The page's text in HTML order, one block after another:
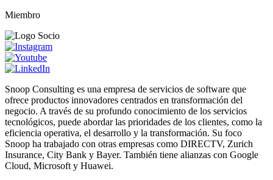
Miembro
Snoop Consulting es una empresa de servicios de software que
ofrece productos innovadores centrados en transformación del
negocio. A través de su profundo conocimiento de los servicios
tecnológicos, puede abordar las prioridades de los clientes, como la
eficiencia operativa, el desarrollo y la transformación. Su foco
Snoop ha trabajado con otras empresas como DIRECTV, Zurich
Insurance, City Bank y Bayer. También tiene alianzas con Google
Cloud, Microsoft y Huawei.